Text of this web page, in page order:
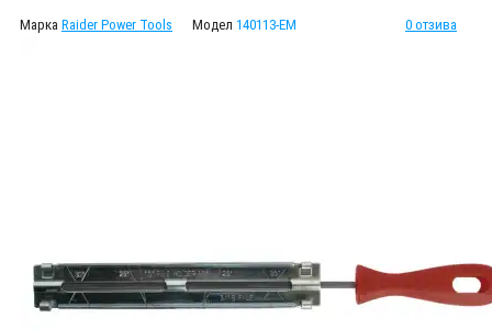
Марка Raider Power Tools Модел 140113-EM 0 отзива